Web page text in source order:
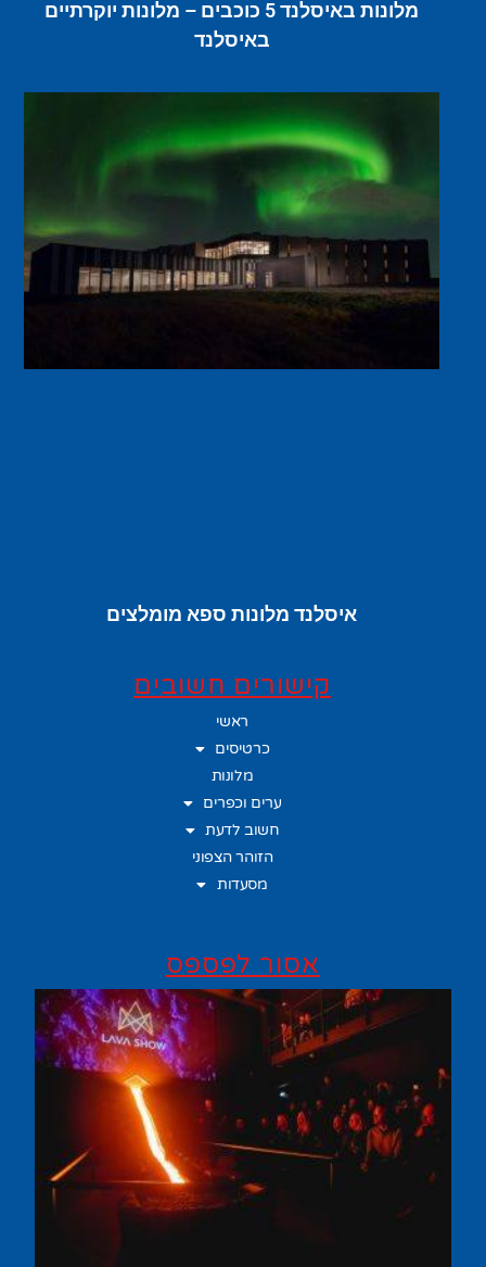
מלונות באיסלנד 5 כוכבים – מלונות יוקרתיים
באיסלנד
איסלנד מלונות ספא מומלצים
קישורים חשובים
ראשי
כרטיסים
מלונות
ערים וכפרים
חשוב לדעת
הזוהר הצפוני
מסעדות
אסור לפספס